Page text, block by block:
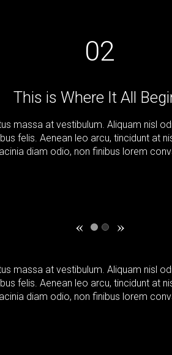
02
This is Where It All
massa at vestibulum. Aliquam nisl
felis. Aenean leo arcu, tincidunt at
diam odio, non finibus lorem
« »
massa at vestibulum. Aliquam nisl
felis. Aenean leo arcu, tincidunt at
diam odio, non finibus lorem